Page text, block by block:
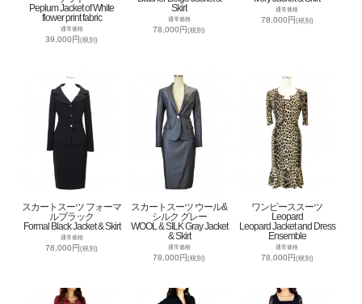
Peplum Jacket of White
flower print fabric
通常価格
39,000円(税別)
Skirt
通常価格
78,000円(税別)
通常価格
78,000円(税別)
スカートスーツ フォーマ
ルブラック
Formal Black Jacket & Skirt
通常価格
78,000円(税別)
スカートスーツ ウール&
シルク グレー
WOOL & SILK Gray Jacket
& Skirt
通常価格
78,000円(税別)
ワンピーススーツ
Leopard
Leopard Jacket and Dress
Ensemble
通常価格
78,000円(税別)